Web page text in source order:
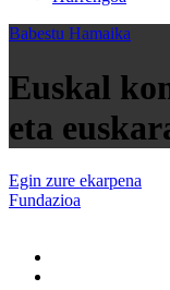
Babestu Hamaika
Euskal
eta
Egin zure ekarpena
Fundazioa